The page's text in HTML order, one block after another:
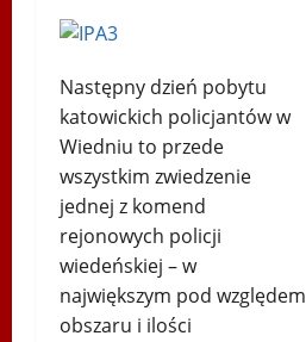
Następny dzień pobytu
katowickich policjantów w
Wiedniu to przede
wszystkim zwiedzenie
jednej z komend
rejonowych policji
wiedeńskiej – w
największym pod względem
obszaru i ilości